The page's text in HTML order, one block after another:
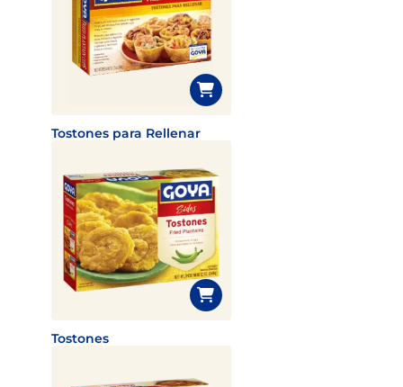
Tostones para Rellenar
Tostones